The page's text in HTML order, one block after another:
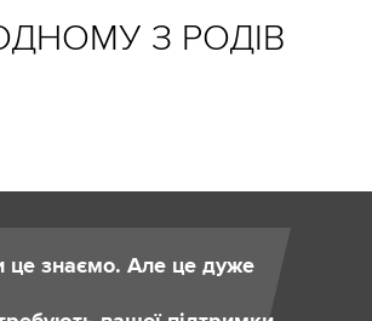
З РОДІВ
це знаємо. Але це дуже